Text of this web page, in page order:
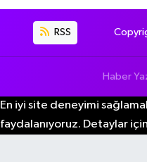
RSS
Haber
En iyi site deneyimi
faydalanıyoruz. Detaylar